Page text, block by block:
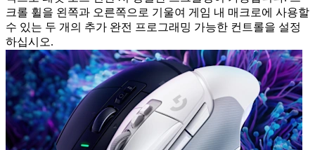
크롤 휠을 왼쪽과 오른쪽으로 기울여 게임 내 매크로에 사용할
수 있는 두 개의 추가 완전 프로그래밍 가능한 컨트롤을 설정
하십시오.